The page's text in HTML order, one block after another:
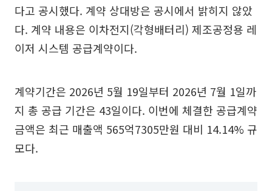
다고 공시했다. 계약 상대방은 공시에서 밝히지 않았
다. 계약 내용은 이차전지(각형배터리) 제조공정용 레
이저 시스템 공급계약이다.
계약기간은 2026년 5월 19일부터 2026년 7월 1일까
지 총 공급 기간은 43일이다. 이번에 체결한 공급계약
금액은 최근 매출액 565억7305만원 대비 14.14% 규
모다.